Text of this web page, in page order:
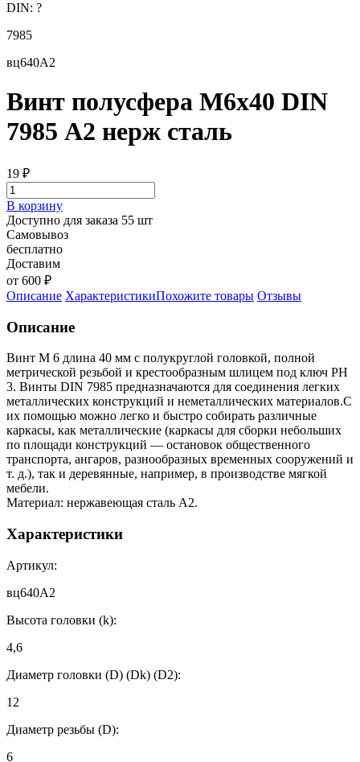
DIN: ?
7985
вц640А2
Винт полусфера М6х40 DIN
7985 А2 нерж сталь
19 ₽
В корзину
Доступно для заказа 55 шт
Самовывоз
бесплатно
Доставим
от 600 ₽
Описание ХарактеристикиПохожите товары Отзывы
Описание
Винт М 6 длина 40 мм с полукруглой головкой, полной
метрической резьбой и крестообразным шлицем под ключ PH
3. Винты DIN 7985 предназначаются для соединения легких
металлических конструкций и неметаллических материалов.С
их помощью можно легко и быстро собирать различные
каркасы, как металлические (каркасы для сборки небольших
по площади конструкций — остановок общественного
транспорта, ангаров, разнообразных временных сооружений и
т. д.), так и деревянные, например, в производстве мягкой
мебели.
Материал: нержавеющая сталь А2.
Характеристики
Артикул:
вц640А2
Высота головки (k):
4,6
Диаметр головки (D) (Dk) (D2):
12
Диаметр резьбы (D):
6